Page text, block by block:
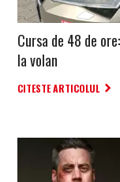
Cursa de 48 de
la volan
CITESTE ARTICOLUL